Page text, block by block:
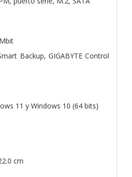
Backup, GIGABYTE Control
11 y Windows 10 (64 bits)
cm